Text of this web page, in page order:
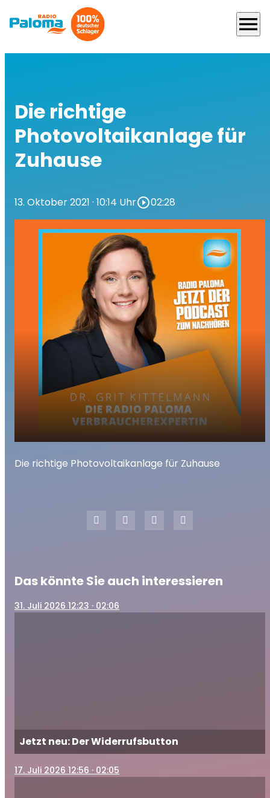
menu
Die richtige
Photovoltaikanlage für
Zuhause
13. Oktober 2021 · 10:14 Uhrplay_circle_outline02:28
play_arrow Die richtige Photovoltaikanlage für
Zuhause
Die richtige Photovoltaikanlage für Zuhause
Das könnte Sie auch interessieren
31. Juli 2026 12:23 · 02:06
Jetzt neu: Der Widerrufsbutton
17. Juli 2026 12:56 · 02:05